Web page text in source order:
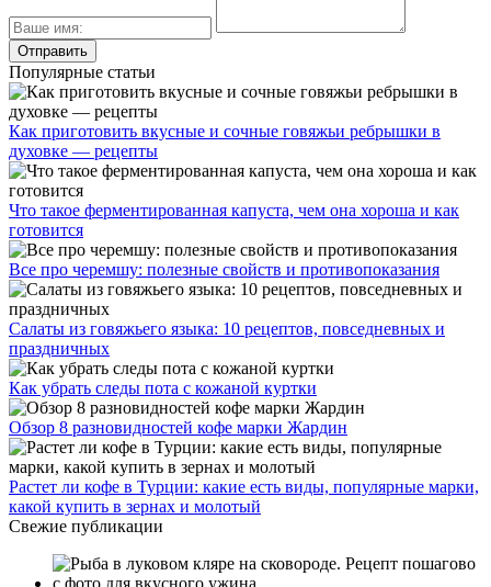
Популярные статьи
Как приготовить вкусные и сочные говяжьи ребрышки в
духовке — рецепты
Что такое ферментированная капуста, чем она хороша и как
готовится
Все про черемшу: полезные свойств и противопоказания
Салаты из говяжьего языка: 10 рецептов, повседневных и
праздничных
Как убрать следы пота с кожаной куртки
Обзор 8 разновидностей кофе марки Жардин
Растет ли кофе в Турции: какие есть виды, популярные марки,
какой купить в зернах и молотый
Свежие публикации